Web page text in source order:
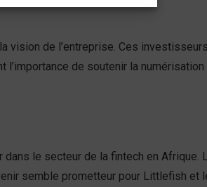
vision de l’entreprise. Ces
de soutenir la
le secteur de la fintech en Afrique.
semble prometteur pour Littlefish et